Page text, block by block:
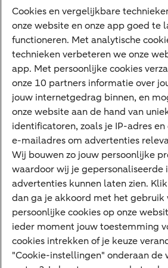
afgenomen.
Digitale diensten
Internet Bankieren
ABN AMRO app
Tikkie
Apple Pay
Google Pay
Veilig bankieren
Meest gezocht
Hypotheek berekenen
E.dentifier
Jaaroverzicht
Rood staan
Cookies en vergelijkbare
onze website en onze app goed te
functioneren. Met analytische
technieken verbeteren we onze
app. Met persoonlijke cookies
onze 10 partners informatie over
jouw internetgedrag binnen, en
onze website aan de hand van
identificatoren, zoals je IP-adres
e-mailadres om advertenties
Wij bouwen zo jouw persoonlijke
waardoor wij je gepersonaliseerde
advertenties kunnen laten zien.
dan ga je akkoord met het gebruik
persoonlijke cookies op onze
ieder moment jouw toestemming
cookies intrekken of je keuze
"Cookie-instellingen" onderaan de